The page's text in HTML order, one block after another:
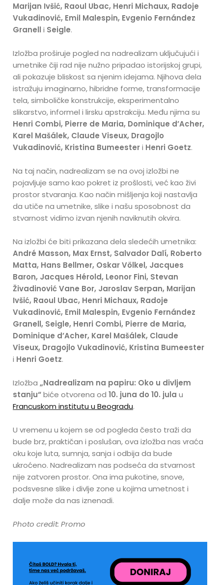
Marijan Ivšić, Raoul Ubac, Henri Michaux, Radoje
Vukadinović, Emil Malespin, Evgenio Fernández
Granell i Seigle.
Izložba proširuje pogled na nadrealizam uključujući i
umetnike čiji rad nije nužno pripadao istorijskoj grupi,
ali pokazuje bliskost sa njenim idejama. Njihova dela
istražuju imaginarno, hibridne forme, transformacije
tela, simboličke konstrukcije, eksperimentalno
slikarstvo, informel i lirsku apstrakciju. Među njima su
Henri Combi, Pierre de Maria, Dominique d’Acher,
Karel Mašálek, Claude Viseux, Dragojlo
Vukadinović, Kristina Bumeesteri Henri Goetz.
Na taj način, nadrealizam se na ovoj izložbi ne
pojavljuje samo kao pokret iz prošlosti, već kao živi
prostor stvaranja. Kao način mišljenja koji nastavlja
da utiče na umetnike, slike i našu sposobnost da
stvarnost vidimo izvan njenih naviknutih okvira.
Na izložbi će biti prikazana dela sledećih umetnika:
André Masson, Max Ernst, Salvador Dalí, Roberto
Matta, Hans Bellmer, Oskar Völkel, Jacques
Baron, Jacques Hérold, Leonor Fini, Stevan
Živadinović Vane Bor, Jaroslav Serpan, Marijan
Ivšić, Raoul Ubac, Henri Michaux, Radoje
Vukadinović, Emil Malespin, Evgenio Fernández
Granell, Seigle, Henri Combi, Pierre de Maria,
Dominique d’Acher, Karel Mašálek, Claude
Viseux, Dragojlo Vukadinović, Kristina Bumeester
i Henri Goetz.
Izložba„Nadrealizam na papiru: Oko u divljem
stanju“biće otvorena od10. juna do 10. jula u
Francuskom institutu u Beogradu.
U vremenu u kojem se od pogleda često traži da
bude brz, praktičan i poslušan, ova izložba nas vraća
oku koje luta, sumnja, sanja i odbija da bude
ukroćeno. Nadrealizam nas podseća da stvarnost
nije zatvoren prostor. Ona ima pukotine, snove,
podsvesne slike i divlje zone u kojima umetnost i
dalje može da nas iznenadi.
Photo credit: Promo